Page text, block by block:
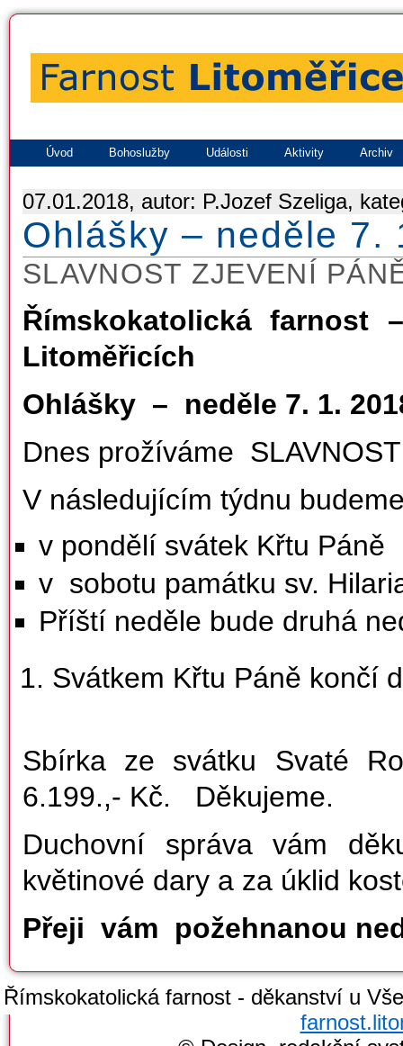
Úvod Bohoslužby Události Aktivity Archiv
07.01.2018, autor: P.Jozef Szeliga,
Ohlášky – neděle 7.
SLAVNOST ZJEVENÍ
Římskokatolická farnost
Litoměřicích
Ohlášky – neděle 7. 1.
Dnes prožíváme
V následujícím týdnu
v pondělí svátek Křtu Páně
v sobotu památku sv.
Příští neděle bude druhá
Svátkem Křtu Páně končí
Sbírka ze svátku Svaté
6.199.,- Kč. Děkujeme.
Duchovní správa vám
květinové dary a za úklid
Přeji vám požehnanou
Římskokatolická farnost - děkanství u